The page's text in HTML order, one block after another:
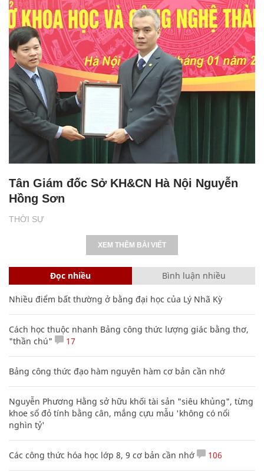
THỜI SỰ
Tân Giám đốc Sở KH&CN Hà Nội Nguyễn
Hồng Sơn
XEM THÊM BÀI VIẾT
Đọc nhiều Bình luận nhiều
Nhiều điểm bất thường ở bằng đại học của Lý Nhã Kỳ
Cách học thuộc nhanh Bảng công thức lượng giác bằng thơ,
"thần chú"
17
Bảng công thức đạo hàm nguyên hàm cơ bản cần nhớ
Nguyễn Phương Hằng sở hữu khối tài sản "siêu khủng", từng
khoe sổ đỏ tính bằng cân, mắng cựu mẫu 'không có nổi
nghìn tỷ'
Các công thức hóa học lớp 8, 9 cơ bản cần nhớ 106